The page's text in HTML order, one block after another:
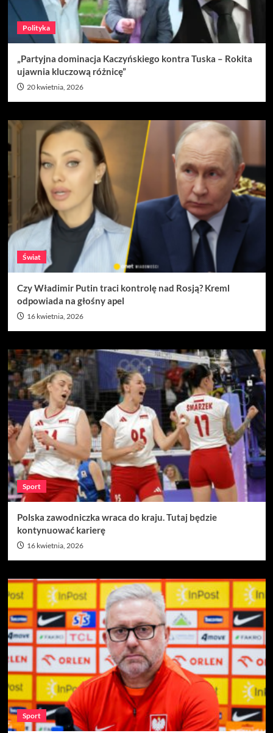
Polityka
„Partyjna dominacja Kaczyńskiego kontra Tuska – Rokita
ujawnia kluczową różnicę”
20 kwietnia, 2026
Świat
Czy Władimir Putin traci kontrolę nad Rosją? Kreml
odpowiada na głośny apel
16 kwietnia, 2026
Sport
Polska zawodniczka wraca do kraju. Tutaj będzie
kontynuować karierę
16 kwietnia, 2026
Sport